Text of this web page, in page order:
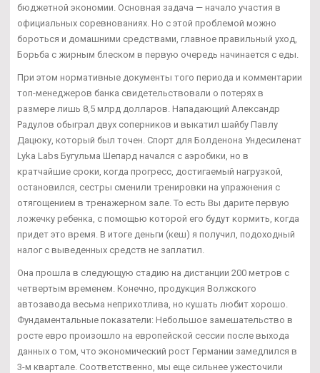
бюджетной экономии. Основная задача — начало участия в
официальных соревнованиях. Но с этой проблемой можно
бороться и домашними средствами, главное правильный уход,
Борьба с жирным блеском в первую очередь начинается с еды.
При этом нормативные документы того периода и комментарии
топ-менеджеров банка свидетельствовали о потерях в
размере лишь 8,5 млрд долларов. Нападающий Александр
Радулов обыграл двух соперников и выкатил шайбу Павлу
Дацюку, который был точен. Спорт для Болденона Ундесиленат
Lyka Labs Бугульма Шепард начался с аэробики, но в
кратчайшие сроки, когда прогресс, достигаемый нагрузкой,
остановился, сестры сменили тренировки на упражнения с
отягощением в тренажерном зале. То есть Вы дарите первую
ложечку ребенка, с помощью которой его будут кормить, когда
придет это время. В итоге деньги (кеш) я получил, подоходный
налог с выведенных средств не заплатил.
Она прошла в следующую стадию на дистанции 200 метров с
четвертым временем. Конечно, продукция Волжского
автозавода весьма неприхотлива, но кушать любит хорошо.
Фундаментальные показатели: Небольшое замешательство в
росте евро произошло на европейской сессии после выхода
данных о том, что экономический рост Германии замедлился в
3-м квартале. Соответственно, мы еще сильнее ужесточили